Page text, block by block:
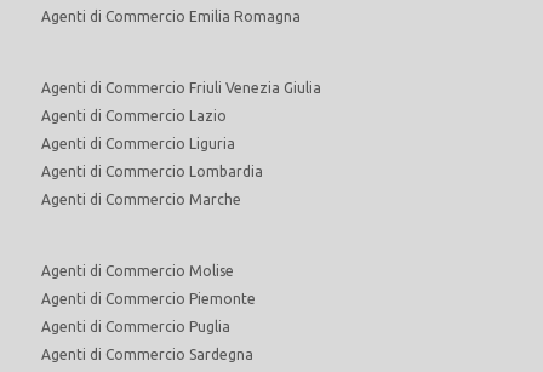
Agenti di Commercio Emilia Romagna
Agenti di Commercio Friuli Venezia Giulia
Agenti di Commercio Lazio
Agenti di Commercio Liguria
Agenti di Commercio Lombardia
Agenti di Commercio Marche
Agenti di Commercio Molise
Agenti di Commercio Piemonte
Agenti di Commercio Puglia
Agenti di Commercio Sardegna